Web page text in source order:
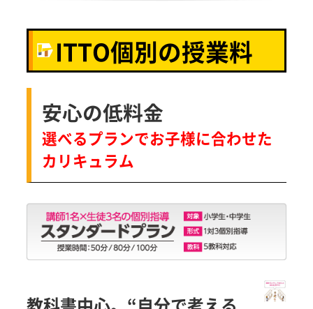
ITTO個別の授業料
安心の低料金
選べるプランでお子様に合わせた
カリキュラム